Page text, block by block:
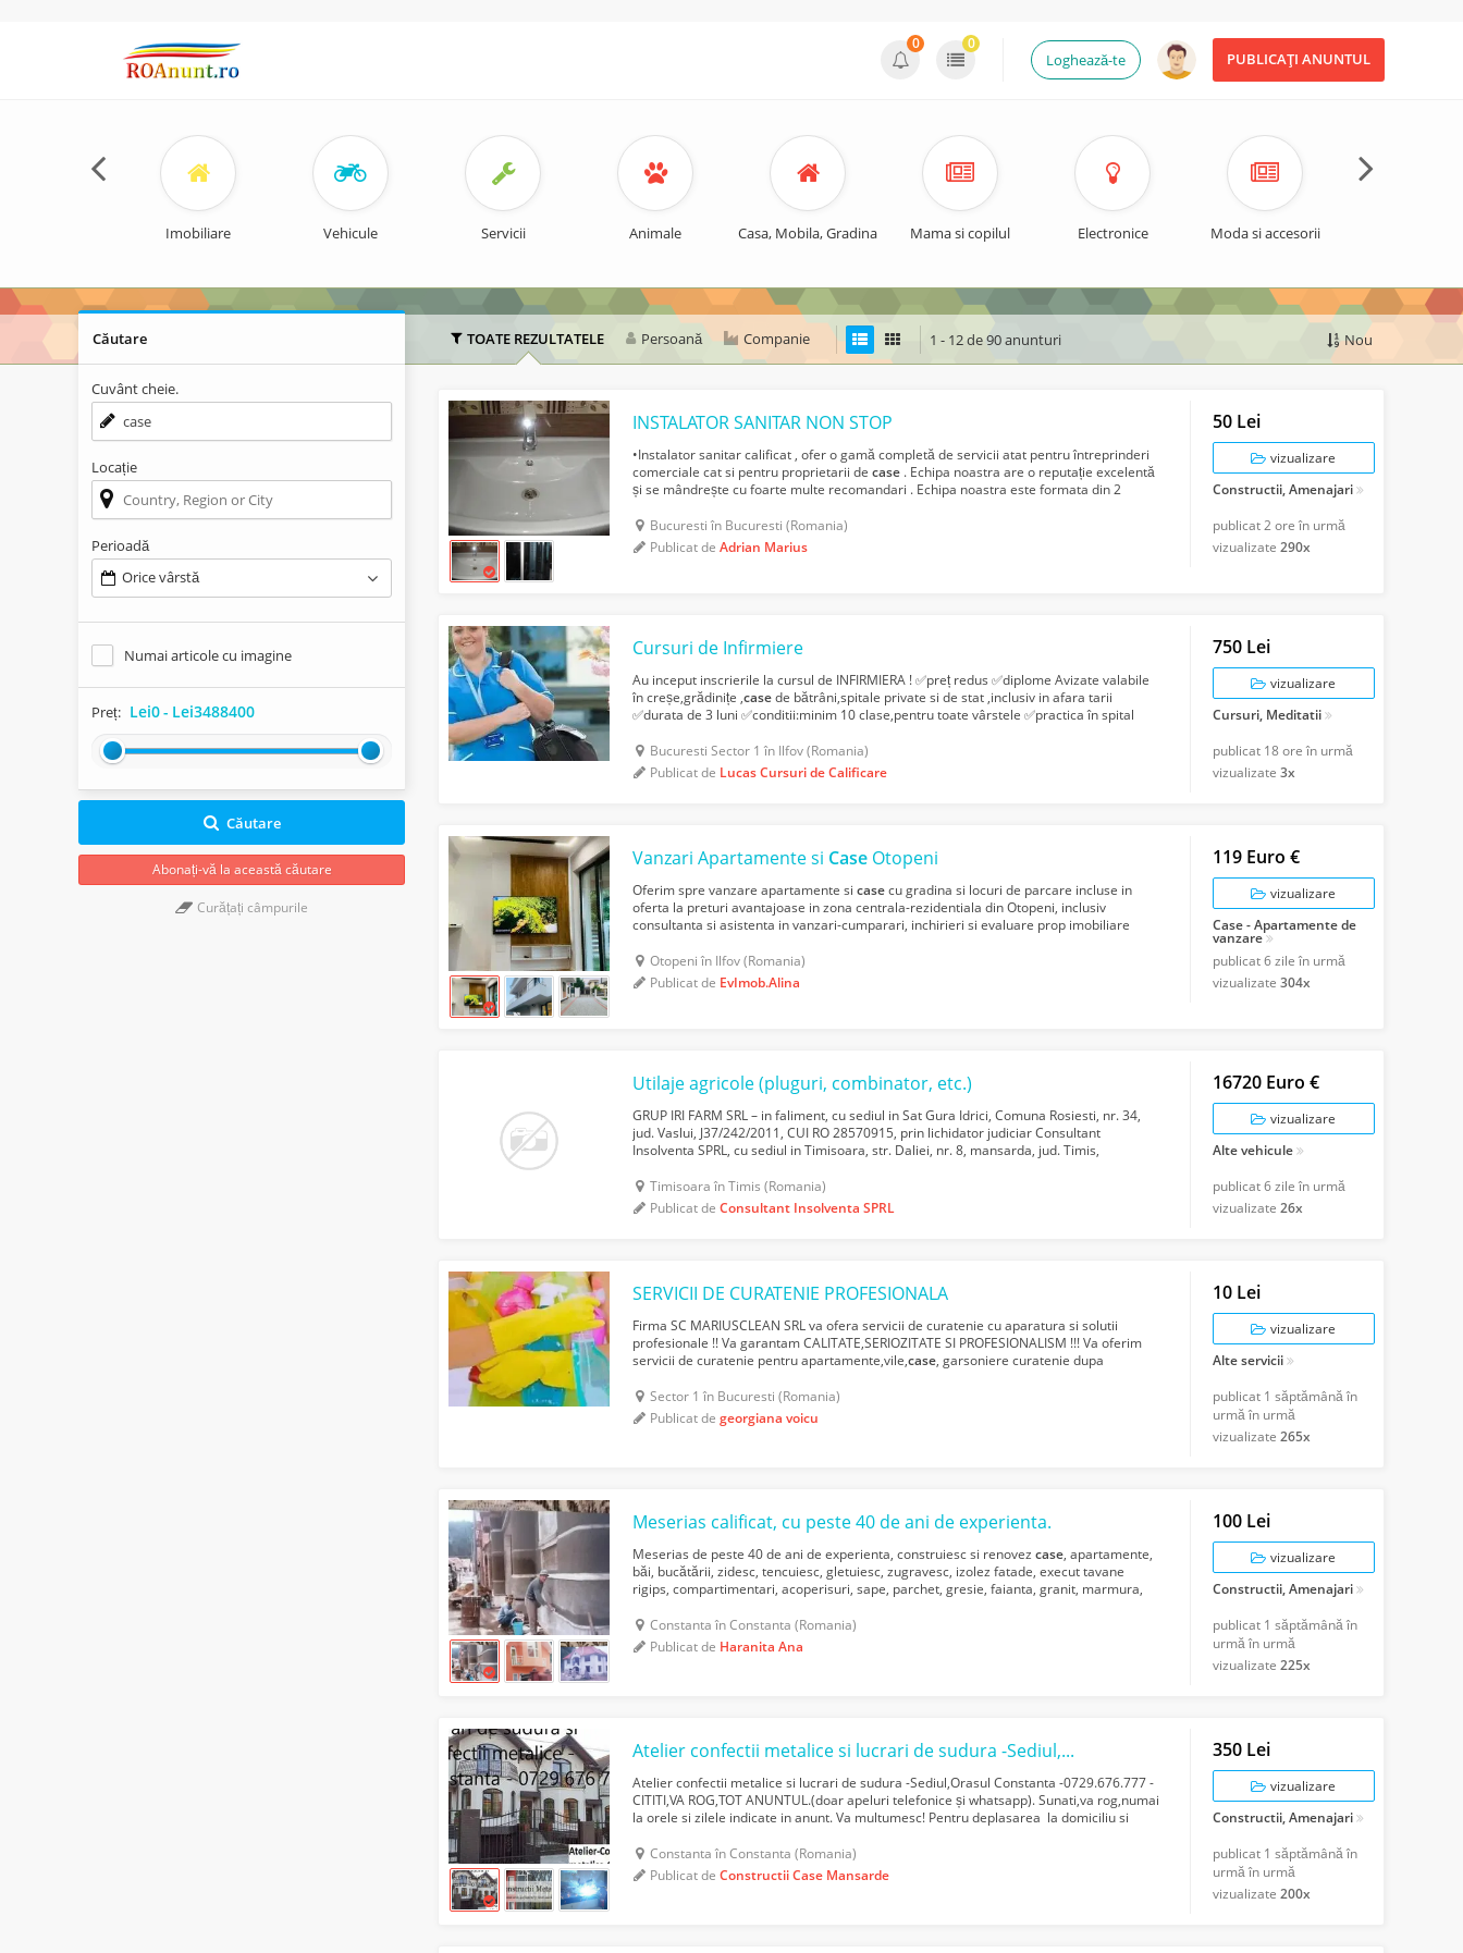
PUBLICAȚI ANUNTUL
Loghează-te
0 0
Imobiliare Vehicule Servicii Animale Casa, Mobila, Gradina Mama si copilul Electronice Moda si accesorii
TOATE REZULTATELE Persoană Companie 1 - 12 de 90 anunturi Nou
INSTALATOR SANITAR NON STOP
•Instalator sanitar calificat , ofer o gamă completă de servicii atat pentru întreprinderi
comerciale cat si pentru proprietarii decase . Echipa noastra are o reputație excelentă
și se mândrește cu foarte multe recomandari . Echipa noastra este formata din 2
Bucuresti în Bucuresti (Romania)
Publicat deAdrian Marius
50 Lei
vizualizare
Constructii, Amenajari
publicat2 ore în urmă
vizualizate 290x
Cursuri de Infirmiere
Au inceput inscrierile la cursul de INFIRMIERA ! ✅️preț redus ✅️diplome Avizate valabile
în creșe,grădinițe ,casede bătrâni,spitale private si de stat ,inclusiv in afara tarii
✅️durata de 3 luni ✅️conditii:minim 10 clase,pentru toate vârstele ✅️practica în spital
Bucuresti Sector 1 în Ilfov (Romania)
Publicat de Lucas Cursuri de Calificare
750 Lei
vizualizare
Cursuri, Meditatii
publicat 18 ore în urmă
vizualizate 3x
Vanzari Apartamente si Case Otopeni
Oferim spre vanzare apartamente sicasecu gradina si locuri de parcare incluse in
oferta la preturi avantajoase in zona centrala-rezidentiala din Otopeni, inclusiv
consultanta si asistenta in vanzari-cumparari, inchirieri si evaluare prop imobiliare
Otopeni în Ilfov (Romania)
Publicat de EvImob.Alina
119 Euro €
vizualizare
Case - Apartamente de
vanzare
publicat6 zile în urmă
vizualizate 304x
Utilaje agricole (pluguri, combinator, etc.)
GRUP IRI FARM SRL – in faliment, cu sediul in Sat Gura Idrici, Comuna Rosiesti, nr. 34,
jud. Vaslui, J37/242/2011, CUI RO 28570915, prin lichidator judiciar Consultant
Insolventa SPRL, cu sediul in Timisoara, str. Daliei, nr. 8, mansarda, jud. Timis,
Timisoara în Timis (Romania)
Publicat deConsultant Insolventa SPRL
16720 Euro €
vizualizare
Alte vehicule
publicat6 zile în urmă
vizualizate 26x
SERVICII DE CURATENIE PROFESIONALA
Firma SC MARIUSCLEAN SRL va ofera servicii de curatenie cu aparatura si solutii
profesionale !! Va garantam CALITATE,SERIOZITATE SI PROFESIONALISM !!! Va oferim
servicii de curatenie pentru apartamente,vile,case, garsoniere curatenie dupa
Sector 1 în Bucuresti (Romania)
Publicat degeorgiana voicu
10 Lei
vizualizare
Alte servicii
publicat 1 săptămână în
urmă în urmă
vizualizate 265x
Meserias calificat, cu peste 40 de ani de experienta.
Meserias de peste 40 de ani de experienta, construiesc si renovezcase, apartamente,
băi, bucătării, zidesc, tencuiesc, gletuiesc, zugravesc, izolez fatade, execut tavane
rigips, compartimentari, acoperisuri, sape, parchet, gresie, faianta, granit, marmura,
Constanta în Constanta (Romania)
Publicat de Haranita Ana
100 Lei
vizualizare
Constructii, Amenajari
publicat 1 săptămână în
urmă în urmă
vizualizate 225x
Atelier confectii metalice si lucrari de sudura -Sediul,Orasul Constanta
Atelier confectii metalice si lucrari de sudura -Sediul,Orasul Constanta -0729.676.777 -
CITITI,VA ROG,TOT ANUNTUL.(doar apeluri telefonice și whatsapp). Sunati,va rog,numai
la orele si zilele indicate in anunt. Va multumesc! Pentru deplasarea la domiciliu si
Constanta în Constanta (Romania)
Publicat deConstructii Case Mansarde
350 Lei
vizualizare
Constructii, Amenajari
publicat 1 săptămână în
urmă în urmă
vizualizate 200x
Căutare
Cuvânt cheie.
Locație
Perioadă
Orice vârstă
Numai articole cu imagine
Preț: Lei0- Lei3488400
Căutare
Abonați-vă la această căutare
Curățați câmpurile